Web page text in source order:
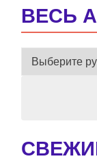
ВЕСЬ
ВЕСЬ